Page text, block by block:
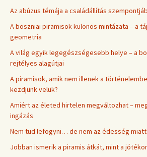
Az abúzus témája a családállítás
A boszniai piramisok különös mintázata – a
geometria
A világ egyik legegészségesebb helye – a
rejtélyes alagútjai
A piramisok, amik nem illenek a
kezdjünk velük?
Amiért az életed hirtelen megváltozhat –
ingázás
Nem tud lefogyni… de nem az édesség miatt
Jobban ismerik a piramis átkát, mint a